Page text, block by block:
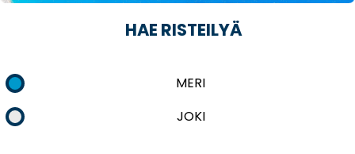
HAE RISTEILYÄ
MERI
JOKI